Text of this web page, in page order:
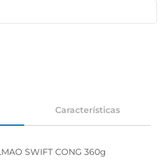
Características
SWIFT CONG 360g